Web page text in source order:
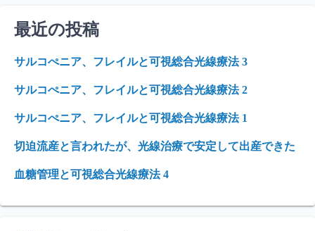
最近の投稿
サルコぺニア、フレイルと可視総合光線療法 3
サルコぺニア、フレイルと可視総合光線療法 2
サルコぺニア、フレイルと可視総合光線療法 1
切迫流産と言われたが、光線治療で安定して出産できた
血糖管理と可視総合光線療法 4